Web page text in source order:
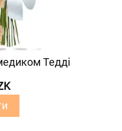
Тедді